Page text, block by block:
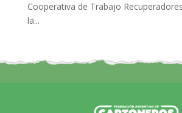
Cooperativa de Trabajo
la...